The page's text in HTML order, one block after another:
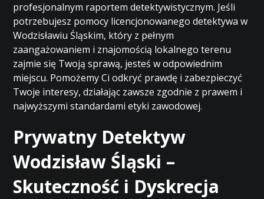
profesjonalnym raportem detektywistycznym. Jeśli
potrzebujesz pomocy licencjonowanego detektywa w
Wodzisławiu Śląskim, który z pełnym
zaangażowaniem i znajomością lokalnego terenu
zajmie się Twoją sprawą, jesteś w odpowiednim
miejscu. Pomożemy Ci odkryć prawdę i zabezpieczyć
Twoje interesy, działając zawsze zgodnie z prawem i
najwyższymi standardami etyki zawodowej.
Prywatny Detektyw
Wodzisław Śląski –
Skuteczność i Dyskrecja